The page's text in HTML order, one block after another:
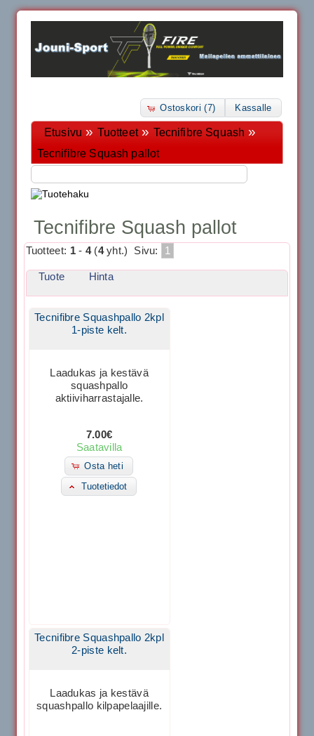
Ostoskori (7) Kassalle
Etusivu » Tuotteet» Tecnifibre Squash »
Tecnifibre Squash pallot
Tecnifibre Squash pallot
Tuotteet: 1- 4(4yht.) Sivu: 1
Tuote Hinta
Tecnifibre Squashpallo 2kpl
1-piste kelt.
Laadukas ja kestävä
squashpallo
aktiiviharrastajalle.
7.00€
Saatavilla
Osta heti
Tuotetiedot
Tecnifibre Squashpallo 2kpl
2-piste kelt.
Laadukas ja kestävä
squashpallo kilpapelaajille.